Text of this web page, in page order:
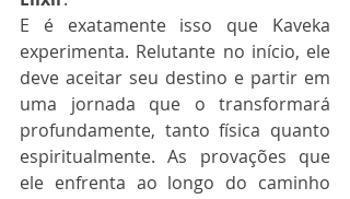
E é exatamente isso que Kaveka
experimenta. Relutante no início, ele
deve aceitar seu destino e partir em
uma jornada que o transformará
profundamente, tanto física quanto
espiritualmente. As provações que
ele enfrenta ao longo do caminho